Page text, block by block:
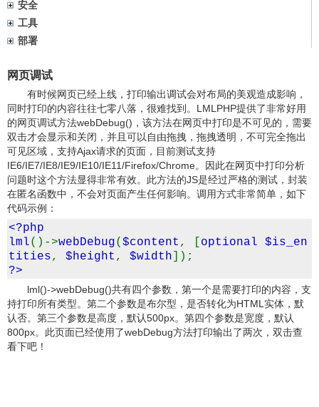
安全
工具
部署
网页调试
有时候网页已经上线，打印输出调试会对布局的美观造成影响，
同时打印的内容往往七零八落，很难找到。LMLPHP提供了非常好用
的网页调试方法webDebug()，该方法在网页中打印是不可见的，需要
双击才会显示和关闭，并且可以自由拖拽，拖拽透明，不可完全拖出
可见区域，支持Ajax请求的页面，目前测试支持
IE6/IE7/IE8/IE9/IE10/IE11/Firefox/Chrome。因此在网页中打印分析
问题时这个方法显得非常有效。此方法的JS是经过严格的测试，封装
在匿名函数中，不会对页面产生任何影响。调用方式非常简单，如下
代码示例：
<?php
lml()->webDebug( $content , [ optional $is_en
tities, $height , $width ]);
?>
lml()->webDebug()共有四个参数，第一个是需要打印的内容，支
持打印所有类型。第二个参数是布尔型，是否转化为HTML实体，默
认否。第三个参数是高度，默认500px。第四个参数是宽度，默认
800px。此页面已经使用了webDebug方法打印输出了两次，双击查
看下吧！